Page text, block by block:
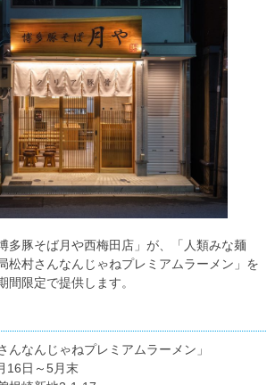
多豚そば月や西梅田店」が、「人類みな麺
松村さんなんじゃねプレミアムラーメン」を
間限定で提供します。
んなんじゃねプレミアムラーメン」
16日～5月末